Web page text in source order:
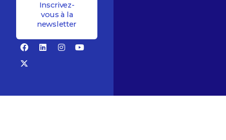
Inscrivez-
vous à la
newsletter